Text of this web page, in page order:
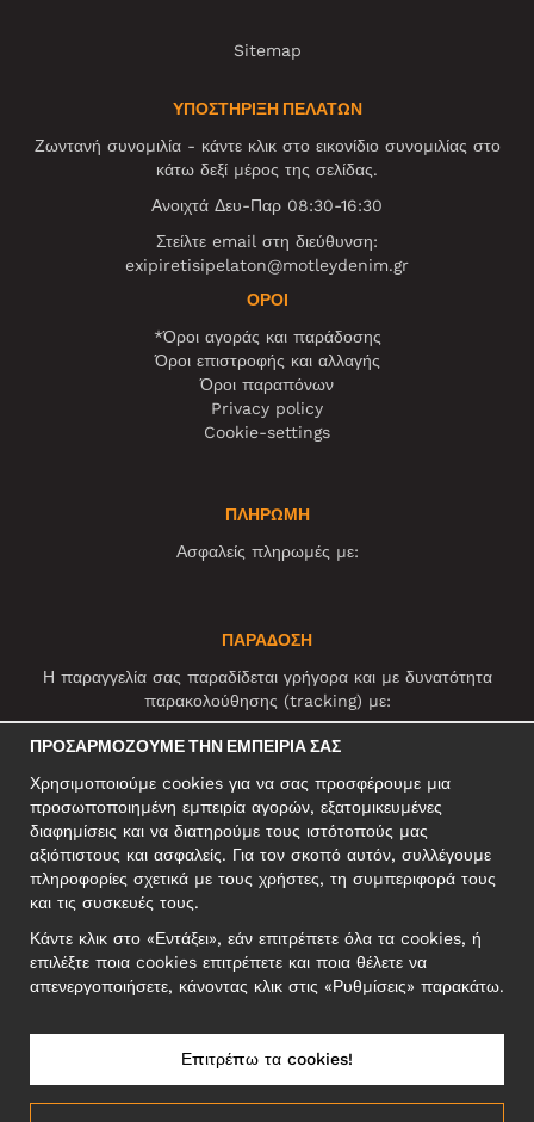
Sitemap
ΥΠΟΣΤΗΡΙΞΗ ΠΕΛΑΤΩΝ
Ζωντανή συνομιλία - κάντε κλικ στο εικονίδιο συνομιλίας στο
κάτω δεξί μέρος της σελίδας.
Ανοιχτά Δευ-Παρ 08:30-16:30
Στείλτε email στη διεύθυνση:
exipiretisipelaton@motleydenim.gr
ΌΡΟΙ
*Όροι αγοράς και παράδοσης
Όροι επιστροφής και αλλαγής
Όροι παραπόνων
Privacy policy
Cookie-settings
ΠΛΗΡΩΜΗ
Ασφαλείς πληρωμές με:
ΠΑΡΑΔΟΣΗ
Η παραγγελία σας παραδίδεται γρήγορα και με δυνατότητα
παρακολούθησης (tracking) με:
ΚΟΙΝΩΝΙΚΆ ΔΊΚΤΥΑ
ΕΠΑΓΓΕΛΜΑΤΙΚΗ ΔΙΕΥΘΥΝΣΗ
Motley Denim Europe OÜ
Narva mnt 5, EE-10117 Tallinn
Reg: 12356245
διεύθυνση!
ΠΡΟΣΑΡΜΌΖΟΥΜΕ ΤΗΝ ΕΜΠΕΙΡΊΑ ΣΑΣ
Χρησιμοποιούμε cookies για να σας προσφέρουμε μια
προσωποποιημένη εμπειρία αγορών, εξατομικευμένες
διαφημίσεις και να διατηρούμε τους ιστότοπούς μας
αξιόπιστους και ασφαλείς. Για τον σκοπό αυτόν, συλλέγουμε
πληροφορίες σχετικά με τους χρήστες, τη συμπεριφορά τους
και τις συσκευές τους.
Κάντε κλικ στο «Εντάξει», εάν επιτρέπετε όλα τα cookies, ή
επιλέξτε ποια cookies επιτρέπετε και ποια θέλετε να
απενεργοποιήσετε, κάνοντας κλικ στις «Ρυθμίσεις» παρακάτω.
Επιτρέπω τα cookies!